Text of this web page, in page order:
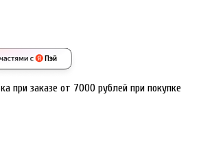
при заказе от 7000 рублей при покупке